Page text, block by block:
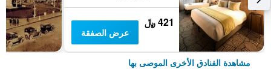
421 ﷼
عرض الصفقة
مشاهدة الفنادق الأخرى الموصى بها